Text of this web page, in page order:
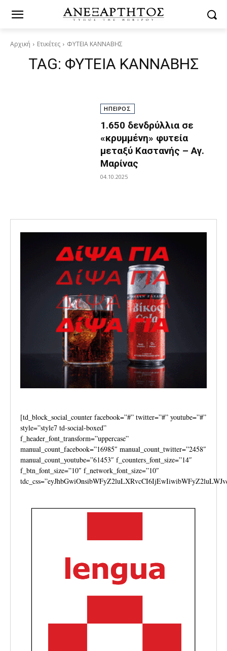
Αρχική Ετικέτες ΦΥΤΕΙΑ ΚΑΝΝΑΒΗΣ
TAG: ΦΥΤΕΙΑ ΚΑΝΝΑΒΗΣ
ΗΠΕΙΡΟΣ
1.650 δενδρύλλια σε
«κρυμμένη» φυτεία
μεταξύ Καστανής – Αγ.
Μαρίνας
04.10.2025
[td_block_social_counter facebook=”#” twitter=”#” youtube=”#”
style=”style7 td-social-boxed”
f_header_font_transform=”uppercase”
manual_count_facebook=”16985″ manual_count_twitter=”2458″
manual_count_youtube=”61453″ f_counters_font_size=”14″
f_btn_font_size=”10″ f_network_font_size=”10″